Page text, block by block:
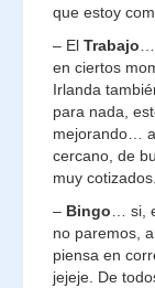
que estoy
– El Trabajo
en ciertos
Irlanda
para nada,
mejorando…
cercano, de
muy cotizados.
– Bingo … si,
no paremos,
piensa en
jejeje. De